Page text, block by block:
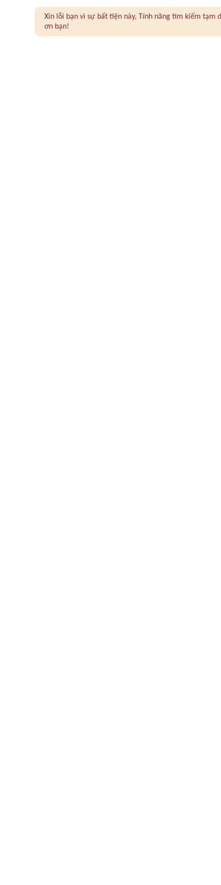
Xin lỗi bạn vì sự bất tiện này, Tính năng tìm kiếm
ơn bạn!